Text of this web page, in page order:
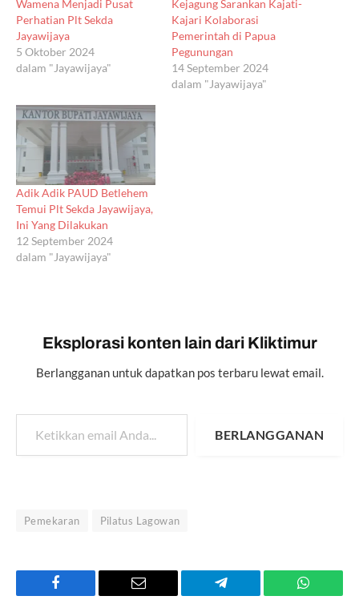
Wamena Menjadi Pusat
Perhatian Plt Sekda
Jayawijaya
5 Oktober 2024
dalam "Jayawijaya"
Kejagung Sarankan Kajati-
Kajari Kolaborasi
Pemerintah di Papua
Pegunungan
14 September 2024
dalam "Jayawijaya"
Adik Adik PAUD Betlehem
Temui Plt Sekda Jayawijaya,
Ini Yang Dilakukan
12 September 2024
dalam "Jayawijaya"
Eksplorasi konten lain dari Kliktimur
Berlangganan untuk dapatkan pos terbaru lewat email.
Ketikkan email Anda...
BERLANGGANAN
Pemekaran Pilatus Lagowan
Facebook Email Telegram